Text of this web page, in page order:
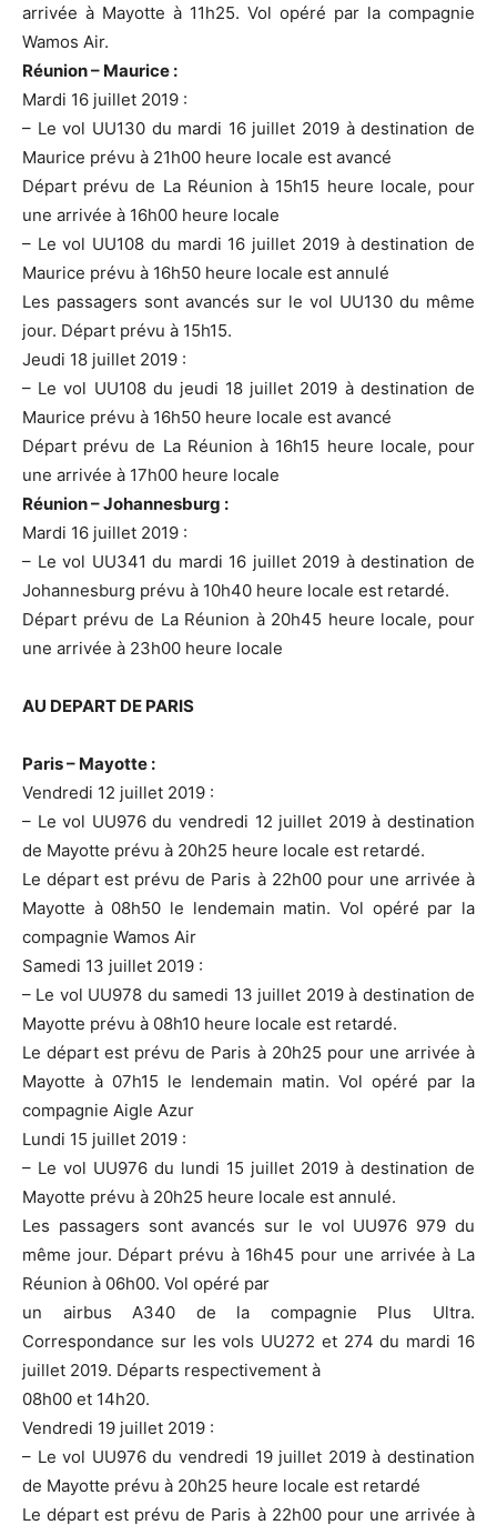
arrivée à Mayotte à 11h25. Vol opéré par la compagnie
Wamos Air.
Réunion – Maurice :
Mardi 16 juillet 2019 :
– Le vol UU130 du mardi 16 juillet 2019 à destination de
Maurice prévu à 21h00 heure locale est avancé
Départ prévu de La Réunion à 15h15 heure locale, pour
une arrivée à 16h00 heure locale
– Le vol UU108 du mardi 16 juillet 2019 à destination de
Maurice prévu à 16h50 heure locale est annulé
Les passagers sont avancés sur le vol UU130 du même
jour. Départ prévu à 15h15.
Jeudi 18 juillet 2019 :
– Le vol UU108 du jeudi 18 juillet 2019 à destination de
Maurice prévu à 16h50 heure locale est avancé
Départ prévu de La Réunion à 16h15 heure locale, pour
une arrivée à 17h00 heure locale
Réunion – Johannesburg :
Mardi 16 juillet 2019 :
– Le vol UU341 du mardi 16 juillet 2019 à destination de
Johannesburg prévu à 10h40 heure locale est retardé.
Départ prévu de La Réunion à 20h45 heure locale, pour
une arrivée à 23h00 heure locale
AU DEPART DE PARIS
Paris – Mayotte :
Vendredi 12 juillet 2019 :
– Le vol UU976 du vendredi 12 juillet 2019 à destination
de Mayotte prévu à 20h25 heure locale est retardé.
Le départ est prévu de Paris à 22h00 pour une arrivée à
Mayotte à 08h50 le lendemain matin. Vol opéré par la
compagnie Wamos Air
Samedi 13 juillet 2019 :
– Le vol UU978 du samedi 13 juillet 2019 à destination de
Mayotte prévu à 08h10 heure locale est retardé.
Le départ est prévu de Paris à 20h25 pour une arrivée à
Mayotte à 07h15 le lendemain matin. Vol opéré par la
compagnie Aigle Azur
Lundi 15 juillet 2019 :
– Le vol UU976 du lundi 15 juillet 2019 à destination de
Mayotte prévu à 20h25 heure locale est annulé.
Les passagers sont avancés sur le vol UU976 979 du
même jour. Départ prévu à 16h45 pour une arrivée à La
Réunion à 06h00. Vol opéré par
un airbus A340 de la compagnie Plus Ultra.
Correspondance sur les vols UU272 et 274 du mardi 16
juillet 2019. Départs respectivement à
08h00 et 14h20.
Vendredi 19 juillet 2019 :
– Le vol UU976 du vendredi 19 juillet 2019 à destination
de Mayotte prévu à 20h25 heure locale est retardé
Le départ est prévu de Paris à 22h00 pour une arrivée à